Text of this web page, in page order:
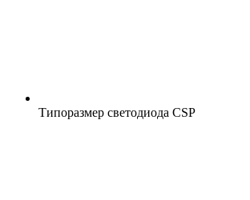
Типоразмер светодиода CSP